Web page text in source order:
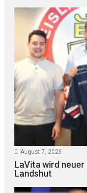
August 7, 2026
LaVita wird neuer
Landshut